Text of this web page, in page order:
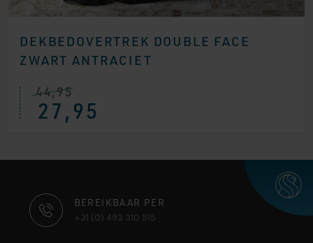
DEKBEDOVERTREK DOUBLE FACE
ZWART ANTRACIET
44,95
27,95
CONTACT
INFORMATIE
BEREIKBAAR PER
+31 (0) 493 310 515